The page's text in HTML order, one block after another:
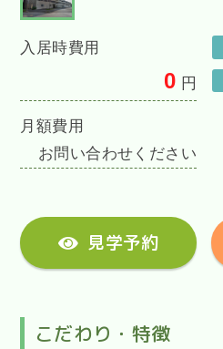
入居時費用
0 円
月額費用
お問い合わせください
見学予約
こだわり・特徴